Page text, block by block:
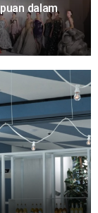
dalam